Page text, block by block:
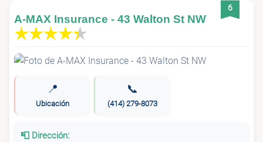
6
A-MAX Insurance - 43 Walton St NW
📍
Ubicación
📞
(414) 279-8073
📮 Dirección: